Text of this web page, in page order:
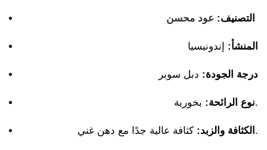
التصنيف: عود محسن
المنشأ: إندونيسيا
درجة الجودة: دبل سوبر
نوع الرائحة:بخورية.
الكثافة والزبد: كثافة عالية جدًا مع دهن غني.